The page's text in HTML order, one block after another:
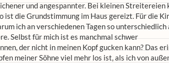
und angespannter. Bei kleinen Streitereien
ist die Grundstimmung im Haus gereizt. Für die
ich an verschiedenen Tagen so unterschiedlich
Selbst für mich ist es manchmal schwer
der nicht in meinen Kopf gucken kann? Das
meiner Söhne viel mehr los ist, als ich von